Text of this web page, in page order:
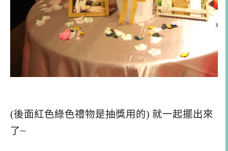
(後面紅色綠色禮物是抽獎用的) 就一起擺出來
了~